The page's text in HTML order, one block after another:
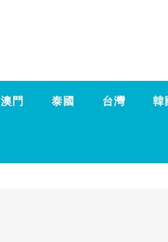
澳門 泰國 台灣 韓